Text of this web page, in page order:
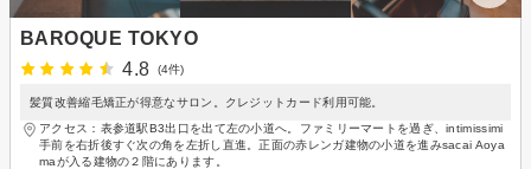
BAROQUE TOKYO
4.8
(4件)
髪質改善縮毛矯正が得意なサロン。クレジットカード利用可能。
アクセス：表参道駅B3出口を出て左の小道へ。ファミリーマートを過ぎ、intimissimi
手前を右折後すぐ次の角を左折し直進。正面の赤レンガ建物の小道を進みsacai Aoya
maが入る建物の２階にあります。